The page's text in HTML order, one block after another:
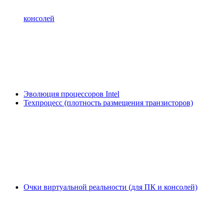
консолей
Эволюция процессоров Intel
Техпроцесс (плотность размещения транзисторов)
Очки виртуальной реальности (для ПК и консолей)